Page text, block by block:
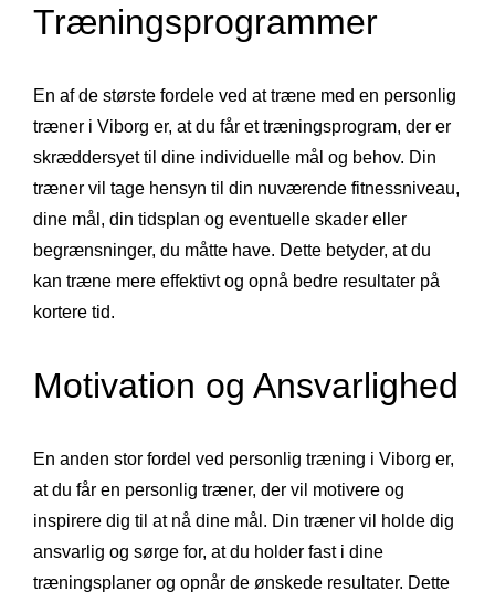
Træningsprogrammer
En af de største fordele ved at træne med en personlig
træner i Viborg er, at du får et træningsprogram, der er
skræddersyet til dine individuelle mål og behov. Din
træner vil tage hensyn til din nuværende fitnessniveau,
dine mål, din tidsplan og eventuelle skader eller
begrænsninger, du måtte have. Dette betyder, at du
kan træne mere effektivt og opnå bedre resultater på
kortere tid.
Motivation og Ansvarlighed
En anden stor fordel ved personlig træning i Viborg er,
at du får en personlig træner, der vil motivere og
inspirere dig til at nå dine mål. Din træner vil holde dig
ansvarlig og sørge for, at du holder fast i dine
træningsplaner og opnår de ønskede resultater. Dette